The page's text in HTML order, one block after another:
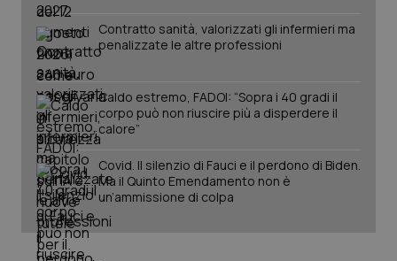
Rene & patologie urogenitali
Salute orale & impianti
Sangue & coagulazione
Tiroide
Tumore al seno
Tumore ovarico
Contratto sanità, valorizzati gli infermieri ma
penalizzate le altre professioni
Caldo estremo, FADOI: “Sopra i 40 gradi il
corpo può non riuscire più a disperdere il
calore”
Covid. Il silenzio di Fauci e il perdono di Biden.
Ma il Quinto Emendamento non è
un’ammissione di colpa
CookieScriptConsent